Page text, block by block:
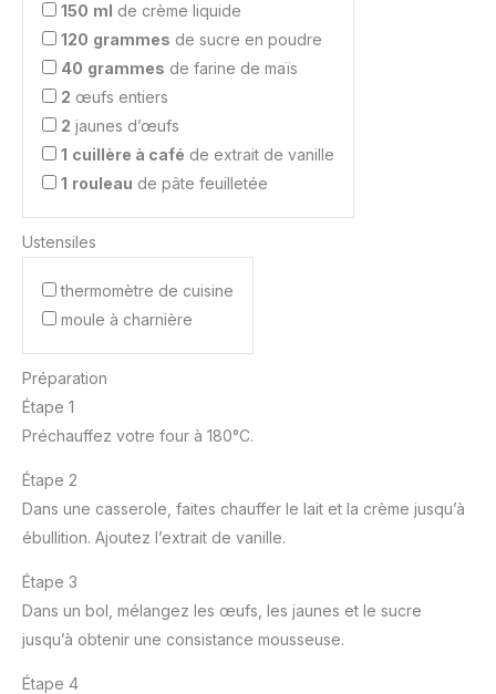
150 ml de crème liquide
120 grammes de sucre en poudre
40 grammes de farine de maïs
2 œufs entiers
2 jaunes d’œufs
1 cuillère à café de extrait de vanille
1 rouleau de pâte feuilletée
Ustensiles
thermomètre de cuisine
moule à charnière
Préparation
Étape 1
Préchauffez votre four à 180°C.
Étape 2
Dans une casserole, faites chauffer le lait et la crème jusqu’à
ébullition. Ajoutez l’extrait de vanille.
Étape 3
Dans un bol, mélangez les œufs, les jaunes et le sucre
jusqu’à obtenir une consistance mousseuse.
Étape 4